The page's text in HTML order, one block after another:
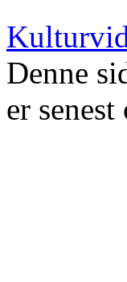
Denne
er